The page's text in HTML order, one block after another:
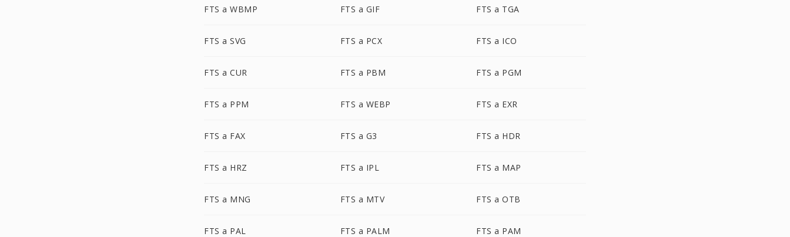
FTS a WBMP FTS a GIF FTS a TGA
FTS a SVG FTS a PCX FTS a ICO
FTS a CUR FTS a PBM FTS a PGM
FTS a PPM FTS a WEBP FTS a EXR
FTS a FAX FTS a G3 FTS a HDR
FTS a HRZ FTS a IPL FTS a MAP
FTS a MNG FTS a MTV FTS a OTB
FTS a PAL FTS a PALM FTS a PAM